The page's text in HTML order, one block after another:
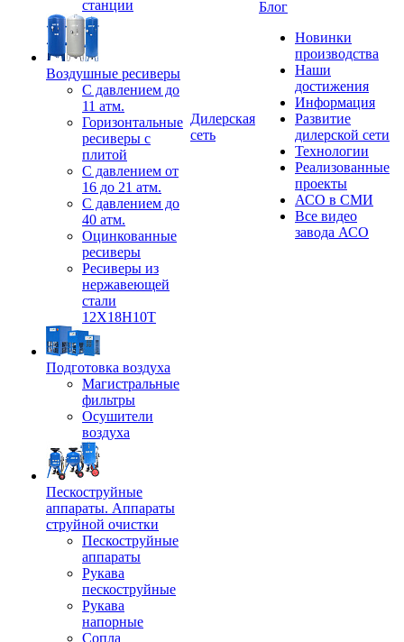
станции
Воздушные ресиверы
С давлением до
11 атм.
Горизонтальные
ресиверы с
плитой
С давлением от
16 до 21 атм.
С давлением до
40 атм.
Оцинкованные
ресиверы
Ресиверы из
нержавеющей
стали
12Х18Н10Т
Подготовка воздуха
Магистральные
фильтры
Осушители
воздуха
Пескоструйные
аппараты. Аппараты
струйной очистки
Пескоструйные
аппараты
Рукава
пескоструйные
Рукава
напорные
Сопла
Дилерская
сеть
Блог
Новинки
производства
Наши
достижения
Информация
Развитие
дилерской сети
Технологии
Реализованные
проекты
АСО в СМИ
Все видео
завода АСО